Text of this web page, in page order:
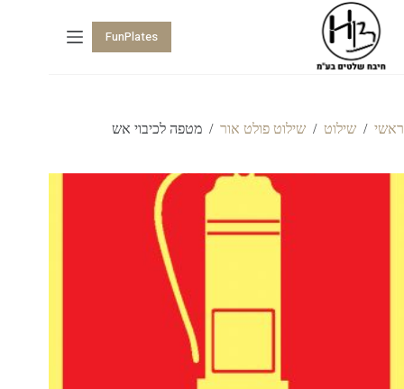
FunPlates
ראשי / שילוט / שילוט פולט אור / מטפה לכיבוי אש